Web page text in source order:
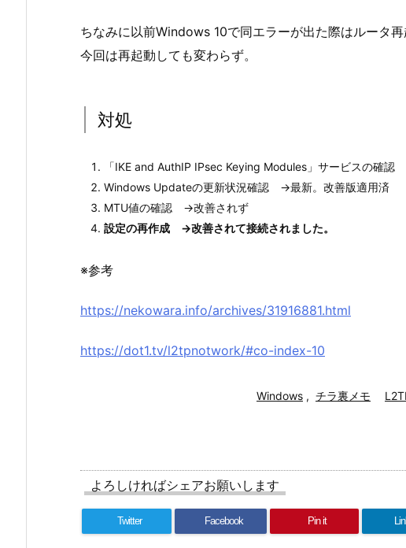
ちなみに以前Windows 10で同エラーが出た際はルータ再
今回は再起動しても変わらず。
対処
「IKE and AuthIP IPsec Keying Modules」サービスの確
Windows Updateの更新状況確認 →最新。改善版適用済
MTU値の確認 →改善されず
設定の再作成 →改善されて接続されました。
※参考
https://nekowara.info/archives/31916881.html
https://dot1.tv/l2tpnotwork/#co-index-10
Windows , チラ裏メモ
よろしければシェアお願いします
Twitter Facebook Pin it